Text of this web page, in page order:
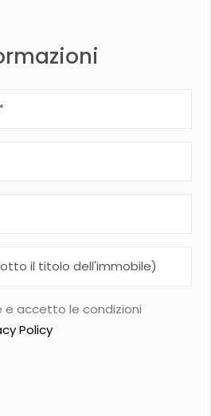
e accetto le condizioni
Policy